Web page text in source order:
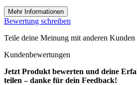
Mehr Informationen
Bewertung schreiben
Teile deine Meinung mit anderen Kunden
Kundenbewertungen
Jetzt Produkt bewerten und deine
teilen – danke für dein Feedback!